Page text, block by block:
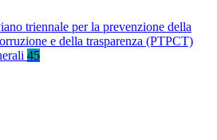
triennale per la prevenzione della
e della trasparenza (PTPCT)
45